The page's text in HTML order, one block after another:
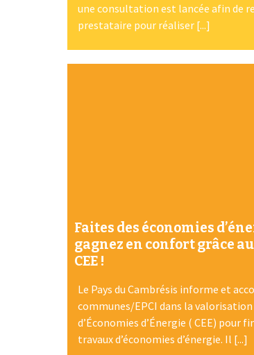
une consultation est lancée afin de
prestataire pour réaliser [...]
Faites des économies
gagnez en confort grâce
CEE !
Le Pays du Cambrésis informe et
communes/EPCI dans la
d’Économies d’Énergie ( CEE) pour
travaux d’économies d’énergie. Il [...]